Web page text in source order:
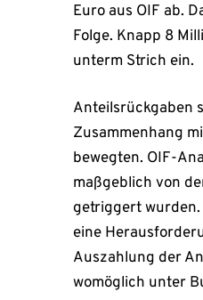
Euro aus OIF ab.
Folge. Knapp 8
unterm Strich ein.
Anteilsrückgaben
Zusammenhang
bewegten. OIF-
maßgeblich von
getriggert
eine
Auszahlung der
womöglich unter